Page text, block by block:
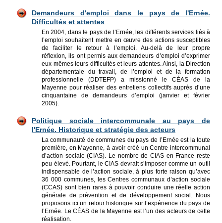
Demandeurs d'emploi dans le pays de l'Ernée.
Difficultés et attentes
En 2004, dans le pays de l’Ernée, les différents services liés à
l’emploi souhaitent mettre en œuvre des actions susceptibles
de faciliter le retour à l’emploi. Au-delà de leur propre
réflexion, ils ont permis aux demandeurs d’emploi d’exprimer
eux-mêmes leurs difficultés et leurs attentes. Ainsi, la Direction
départementale du travail, de l’emploi et de la formation
professionnelle (DDTEFP) a missionné le CÉAS de la
Mayenne pour réaliser des entretiens collectifs auprès d’une
cinquantaine de demandeurs d’emploi (janvier et février
2005).
Politique sociale intercommunale au pays de
l'Ernée. Historique et stratégie des acteurs
La communauté de communes du pays de l’Ernée est la toute
première, en Mayenne, à avoir créé un Centre intercommunal
d’action sociale (CIAS). Le nombre de CIAS en France reste
peu élevé. Pourtant, le CIAS devrait s’imposer comme un outil
indispensable de l’action sociale, à plus forte raison qu’avec
36 000 communes, les Centres communaux d’action sociale
(CCAS) sont bien rares à pouvoir conduire une réelle action
générale de prévention et de développement social. Nous
proposons ici un retour historique sur l’expérience du pays de
l’Ernée. Le CÉAS de la Mayenne est l’un des acteurs de cette
réalisation.